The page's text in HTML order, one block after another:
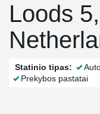
Loods
Statinio tipas:
Prekybos pastatai